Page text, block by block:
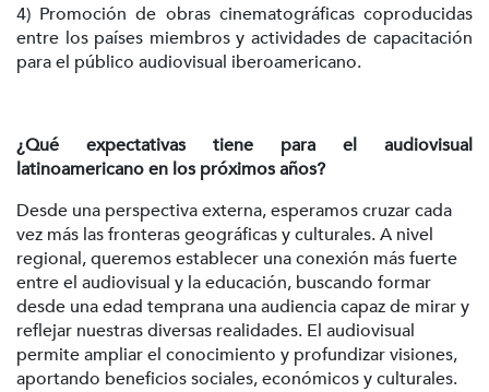
4) Promoción de obras cinematográficas coproducidas
entre los países miembros y actividades de capacitación
para el público audiovisual iberoamericano.
¿Qué expectativas tiene para el audiovisual
latinoamericano en los próximos años?
Desde una perspectiva externa, esperamos cruzar cada
vez más las fronteras geográficas y culturales. A nivel
regional, queremos establecer una conexión más fuerte
entre el audiovisual y la educación, buscando formar
desde una edad temprana una audiencia capaz de mirar y
reflejar nuestras diversas realidades. El audiovisual
permite ampliar el conocimiento y profundizar visiones,
aportando beneficios sociales, económicos y culturales.